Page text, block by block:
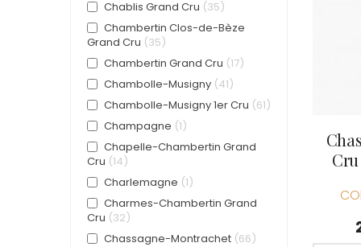
CHAVY
CLAIR
Chablis Grand Cru 35
Chambertin Clos-de-Bèze
Grand Cru 35
Chambertin Grand Cru 17
Chambolle-Musigny 41
Chambolle-Musigny 1er Cru 61
Champagne 1
Chapelle-Chambertin Grand
Cru 14
Charlemagne 1
Charmes-Chambertin Grand
Cru 32
Chassagne-Montrachet 66
Cru